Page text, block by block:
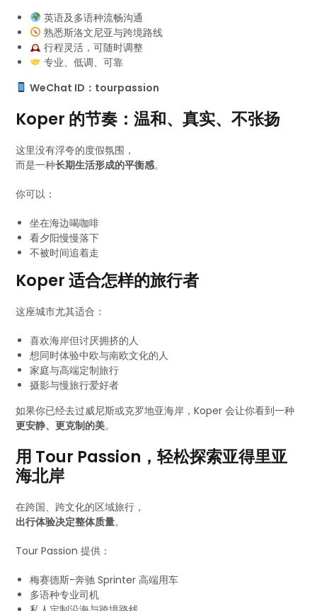
英语及多语种流畅沟通
熟悉斯洛文尼亚与跨境路线
行程灵活，可随时调整
专业、低调、可靠
WeChat ID：tourpassion
Koper 的节奏：温和、真实、不张扬
这里没有浮夸的度假氛围，
而是一种长期生活形成的平衡感。
你可以：
坐在海边喝咖啡
看夕阳慢慢落下
不被时间追着走
Koper 适合怎样的旅行者
这座城市尤其适合：
喜欢海岸但讨厌拥挤的人
想同时体验中欧与南欧文化的人
家庭与高端定制旅行
摄影与慢旅行爱好者
如果你已经去过威尼斯或克罗地亚海岸，Koper 会让你看到一种
更安静、更克制的美。
用 Tour Passion，轻松探索亚得里亚
海北岸
在跨国、跨文化的区域旅行，
出行体验决定整体质量。
Tour Passion 提供：
梅赛德斯-奔驰 Sprinter 高端用车
多语种专业司机